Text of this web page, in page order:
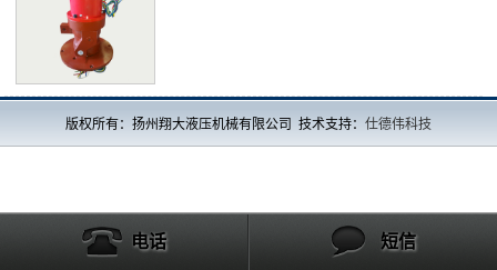
版权所有：扬州翔大液压机械有限公司 技术支持： 仕德伟科技
电话 短信